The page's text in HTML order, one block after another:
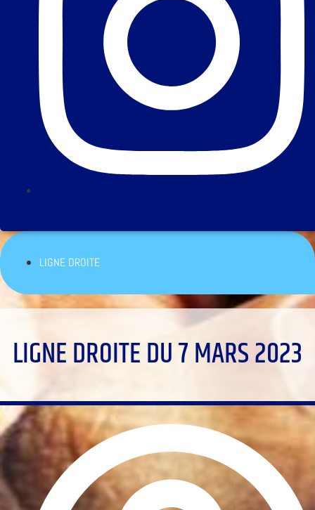
LIGNE DROITE
LIGNE DROITE DU 7 MARS 2023